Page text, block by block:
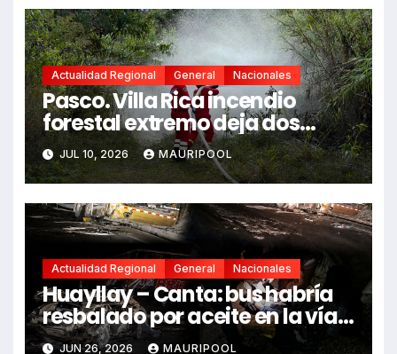
Actualidad Regional General Nacionales
Pasco. Villa Rica incendio
forestal extremo deja dos
fallecidos y heridos
JUL 10, 2026 MAURIPOOL
Actualidad Regional General Nacionales
Huayllay – Canta: bus habría
resbalado por aceite en la vía e
impactó auto siniestrado
JUN 26, 2026 MAURIPOOL